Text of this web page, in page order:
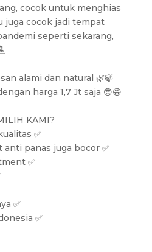
cocok untuk menghias
juga cocok jadi tempat
seperti sekarang,
alami dan natural 🌿🍃
harga 1,7 Jt saja 😎😁
KAMI?
✅
panas juga bocor ✅
✅
✅
✅